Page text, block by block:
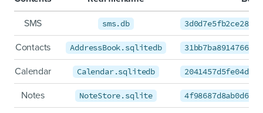
SMS sms.db
Contacts AddressBook.sqlitedb
Calendar Calendar.sqlitedb
Notes NoteStore.sqlite